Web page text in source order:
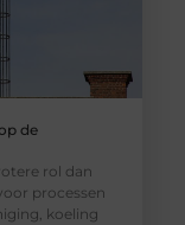
de
rol dan
processen
koeling